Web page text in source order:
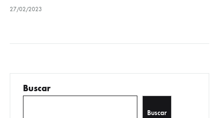
rentable de promocionar una marca, aumentar la visibilidad y
27/02/2023
Buscar
Buscar